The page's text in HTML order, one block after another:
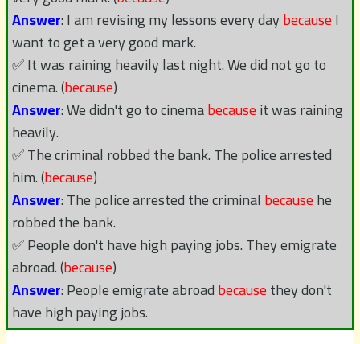
Answer: I am revising my lessons every daybecauseI
want to get a very good mark.
✅ It was raining heavily last night. We did not go to
cinema. (because)
Answer: We didn't go to cinemabecauseit was raining
heavily.
✅ The criminal robbed the bank. The police arrested
him. (because)
Answer: The police arrested the criminal becausehe
robbed the bank.
✅ People don't have high paying jobs. They emigrate
abroad. (because)
Answer: People emigrate abroadbecausethey don't
have high paying jobs.